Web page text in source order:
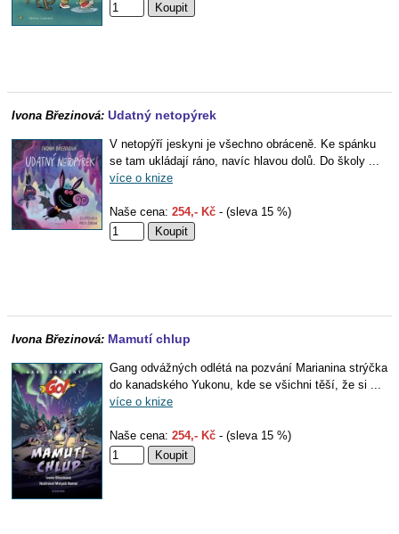
Ivona Březinová: Udatný netopýrek
V netopýří jeskyni je všechno obráceně. Ke spánku
se tam ukládají ráno, navíc hlavou dolů. Do školy ...
více o knize
Naše cena: 254,- Kč - (sleva 15 %)
Ivona Březinová: Mamutí chlup
Gang odvážných odlétá na pozvání Marianina strýčka
do kanadského Yukonu, kde se všichni těší, že si ...
více o knize
Naše cena: 254,- Kč - (sleva 15 %)